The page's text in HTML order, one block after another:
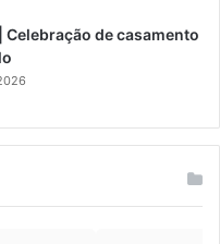
de casamento